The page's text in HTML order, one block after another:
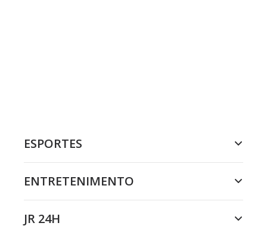
ESPORTES
ENTRETENIMENTO
JR 24H